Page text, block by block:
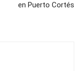
en Puerto Cortés